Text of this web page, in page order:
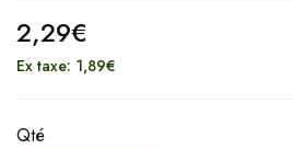
2,29€
Ex taxe: 1,89€
Qté